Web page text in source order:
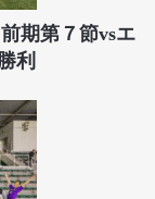
期第７節vsエ
利